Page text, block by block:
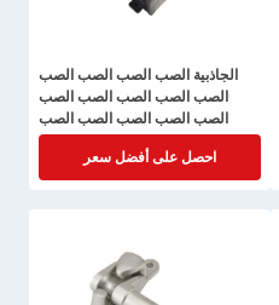
الجاذبية الصب الصب الصب الصب
الصب الصب الصب الصب الصب
الصب الصب الصب الصب الصب
الصب الصب الصب الصب الصب
الصب الصب صب الصب الصب الصب
الصب الصب الصب الصب الصب
الصب الصب الصب الصب الصب
الصب الصب الصب الصب الصب
الصب الصب الصب الصب الصب
احصل على أفضل سعر